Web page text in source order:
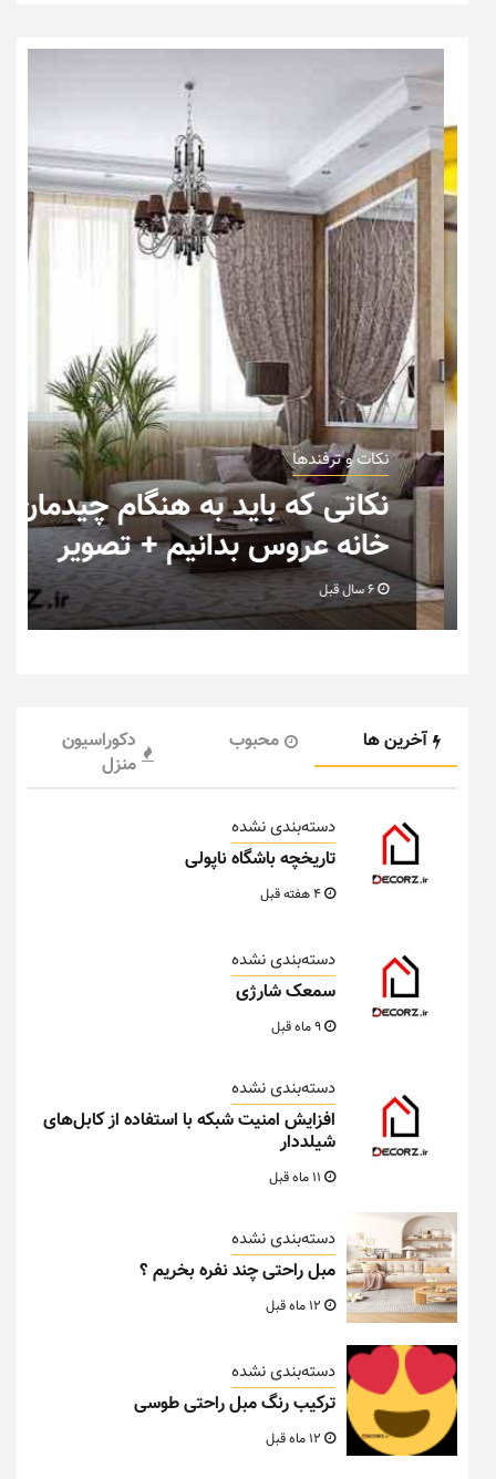
نکات و ترفندها
نکاتی که باید به هنگام چیدمان
خانه عروس بدانیم + تصویر
6 سال قبل
آخرین ها محبوب
دکوراسیون
منزل
دسته‌بندی نشده
تاریخچه باشگاه ناپولی
دسته‌بندی نشده
سمعک شارژی
دسته‌بندی نشده
افزایش امنیت شبکه با استفاده از کابل‌های
شیلددار
دسته‌بندی نشده
مبل راحتی چند نفره بخریم ؟
دسته‌بندی نشده
ترکیب رنگ مبل راحتی طوسی